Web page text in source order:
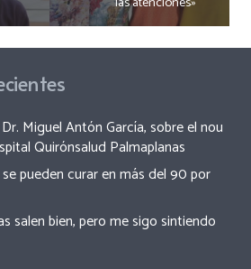
Miguel Antón García, sobre el nou
Quirónsalud Palmaplanas
pueden curar en más del 90 por
salen bien, pero me sigo sintiendo